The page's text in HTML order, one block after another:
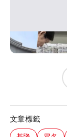
文章標籤